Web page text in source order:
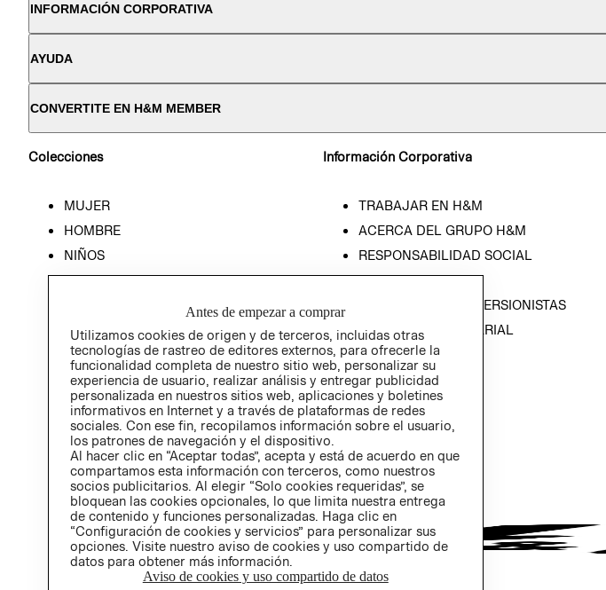
INFORMACIÓN CORPORATIVA
AYUDA
CONVERTITE EN H&M MEMBER
Colecciones
MUJER
HOMBRE
NIÑOS
HOME
Información Corporativa
TRABAJAR EN H&M
ACERCA DEL GRUPO H&M
RESPONSABILIDAD SOCIAL
PRENSA
RELACIÓN CON INVERSIONISTAS
POLÍTICA EMPRESARIAL
Antes de empezar a comprar
Utilizamos cookies de origen y de terceros, incluidas otras
tecnologías de rastreo de editores externos, para ofrecerle la
funcionalidad completa de nuestro sitio web, personalizar su
experiencia de usuario, realizar análisis y entregar publicidad
personalizada en nuestros sitios web, aplicaciones y boletines
informativos en Internet y a través de plataformas de redes
sociales. Con ese fin, recopilamos información sobre el usuario,
los patrones de navegación y el dispositivo.
Al hacer clic en “Aceptar todas”, acepta y está de acuerdo en que
compartamos esta información con terceros, como nuestros
socios publicitarios. Al elegir “Solo cookies requeridas”, se
bloquean las cookies opcionales, lo que limita nuestra entrega
de contenido y funciones personalizadas. Haga clic en
“Configuración de cookies y servicios” para personalizar sus
opciones. Visite nuestro aviso de cookies y uso compartido de
datos para obtener más información.
Aviso de cookies y uso compartido de datos